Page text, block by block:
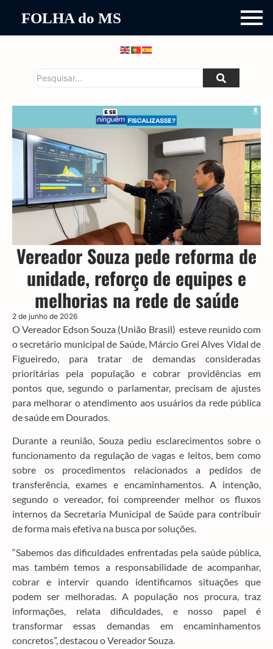
FOLHA do MS
Vereador Souza pede reforma de
unidade, reforço de equipes e
melhorias na rede de saúde
2 de junho de 2026
O Vereador Edson Souza (União Brasil) esteve reunido com
o secretário municipal de Saúde, Márcio Grei Alves Vidal de
Figueiredo, para tratar de demandas consideradas
prioritárias pela população e cobrar providências em
pontos que, segundo o parlamentar, precisam de ajustes
para melhorar o atendimento aos usuários da rede pública
de saúde em Dourados.
Durante a reunião, Souza pediu esclarecimentos sobre o
funcionamento da regulação de vagas e leitos, bem como
sobre os procedimentos relacionados a pedidos de
transferência, exames e encaminhamentos. A intenção,
segundo o vereador, foi compreender melhor os fluxos
internos da Secretaria Municipal de Saúde para contribuir
de forma mais efetiva na busca por soluções.
“Sabemos das dificuldades enfrentadas pela saúde pública,
mas também temos a responsabilidade de acompanhar,
cobrar e intervir quando identificamos situações que
podem ser melhoradas. A população nos procura, traz
informações, relata dificuldades, e nosso papel é
transformar essas demandas em encaminhamentos
concretos”, destacou o Vereador Souza.